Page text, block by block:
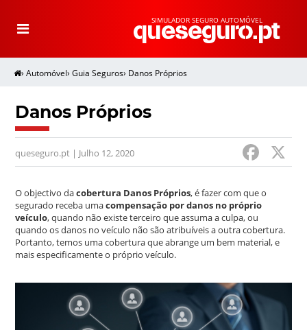
SIMULADOR SEGURO AUTOMÓVEL
T
o
l
n
g
a
t
i
o
› Automóvel› Guia Seguros› Danos Próprios
Danos Próprios
queseguro.pt | Julho 12, 2020
O objectivo dacobertura Danos Próprios, é fazer com que o
segurado receba umacompensação por danos no próprio
veículo, quando não existe terceiro que assuma a culpa, ou
quando os danos no veículo não são atribuíveis a outra cobertura.
Portanto, temos uma cobertura que abrange um bem material, e
mais especificamente o próprio veículo.
F
a
b
o
k